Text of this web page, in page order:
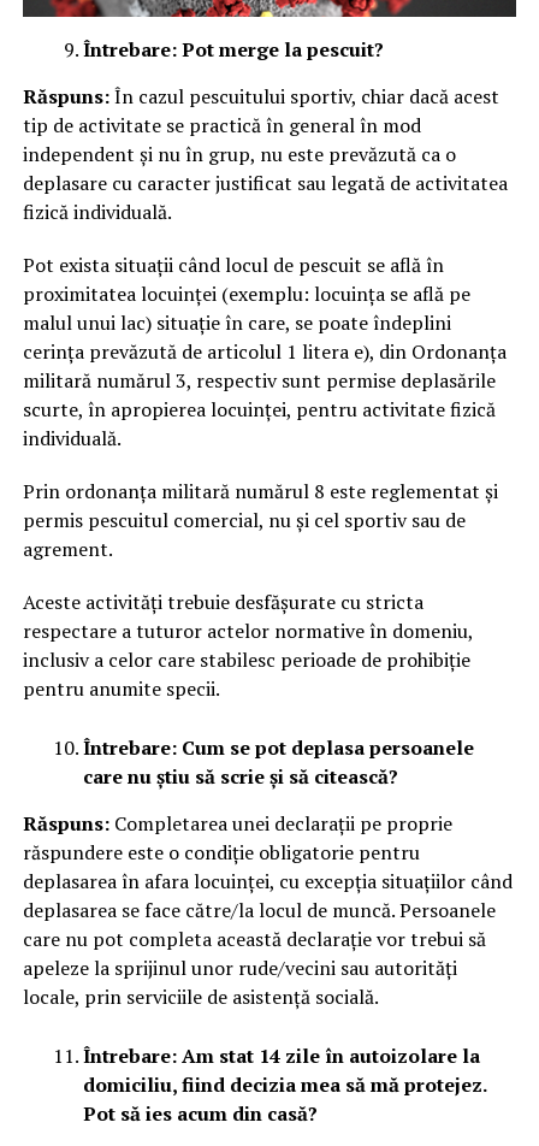
Întrebare:Pot merge la pescuit?
Răspuns:În cazul pescuitului sportiv, chiar dacă acest
tip de activitate se practică în general în mod
independent și nu în grup, nu este prevăzută ca o
deplasare cu caracter justificat sau legată de activitatea
fizică individuală.
Pot exista situații când locul de pescuit se află în
proximitatea locuinței (exemplu: locuința se află pe
malul unui lac) situație în care, se poate îndeplini
cerința prevăzută de articolul 1 litera e), din Ordonanța
militară numărul 3, respectiv sunt permise deplasările
scurte, în apropierea locuinței, pentru activitate fizică
individuală.
Prin ordonanța militară numărul 8 este reglementat și
permis pescuitul comercial, nu și cel sportiv sau de
agrement.
Aceste activități trebuie desfășurate cu stricta
respectare a tuturor actelor normative în domeniu,
inclusiv a celor care stabilesc perioade de prohibiție
pentru anumite specii.
Întrebare: Cum se pot deplasa persoanele
care nu știu să scrie și să citească?
Răspuns: Completarea unei declarații pe proprie
răspundere este o condiție obligatorie pentru
deplasarea în afara locuinței, cu excepția situațiilor când
deplasarea se face către/la locul de muncă. Persoanele
care nu pot completa această declarație vor trebui să
apeleze la sprijinul unor rude/vecini sau autorități
locale, prin serviciile de asistență socială.
Întrebare: Am stat 14 zile în autoizolare la
domiciliu, fiind decizia mea să mă protejez.
Pot să ies acum din casă?